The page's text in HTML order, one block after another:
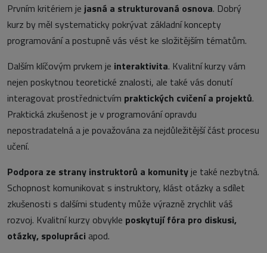
Prvním kritériem je jasná a strukturovaná osnova. Dobrý
kurz by měl systematicky pokrývat základní koncepty
programování a postupně vás vést ke složitějším tématům.
Dalším klíčovým prvkem je interaktivita. Kvalitní kurzy vám
nejen poskytnou teoretické znalosti, ale také vás donutí
interagovat prostřednictvím praktických cvičení a projektů.
Praktická zkušenost je v programování opravdu
nepostradatelná a je považována za nejdůležitější část procesu
učení.
Podpora ze strany instruktorů a komunityje také nezbytná.
Schopnost komunikovat s instruktory, klást otázky a sdílet
zkušenosti s dalšími studenty může výrazně zrychlit váš
rozvoj. Kvalitní kurzy obvykle poskytují fóra pro diskusi,
otázky, spolupráci apod.